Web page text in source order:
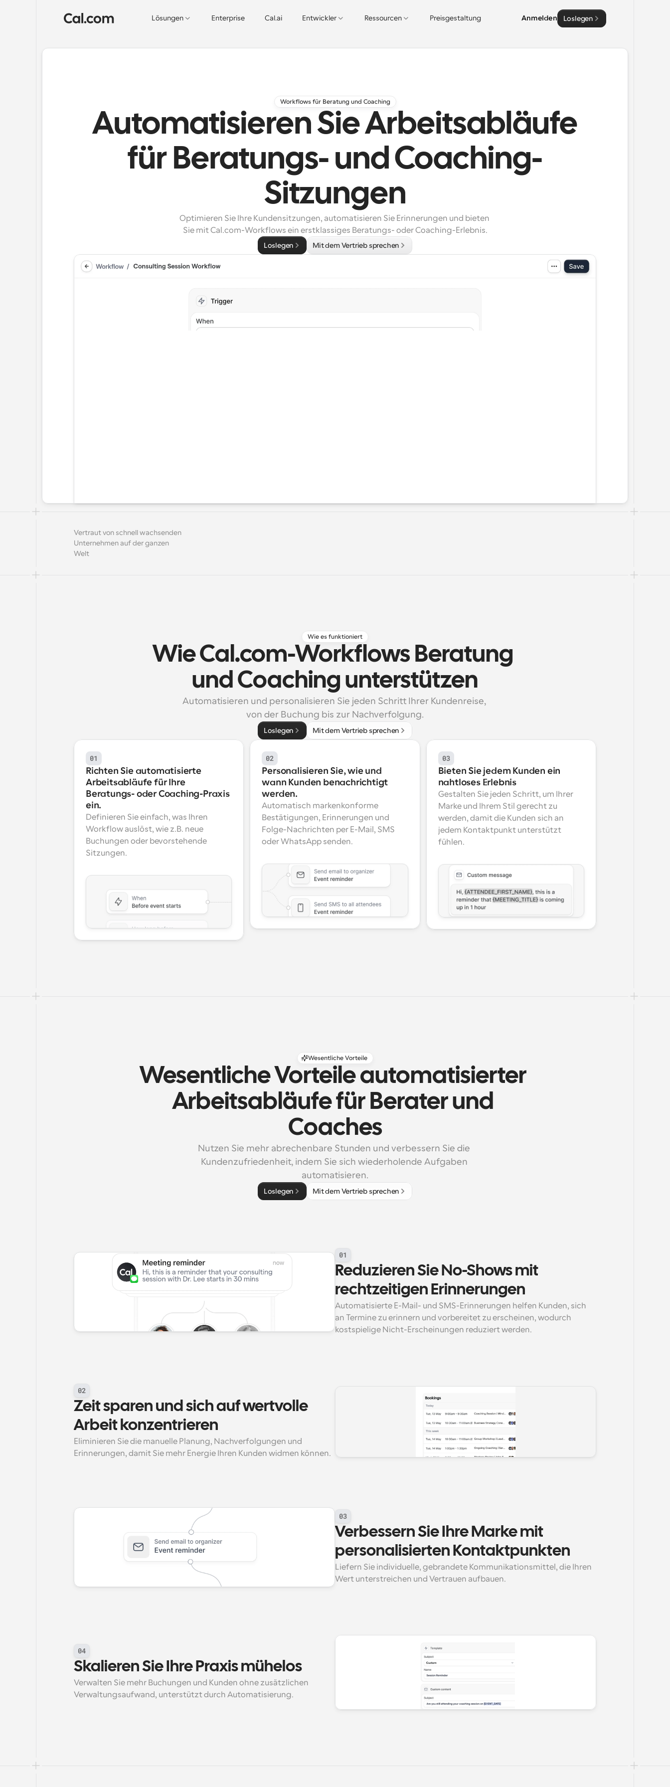
Lösungen Enterprise Cal.ai Entwickler Ressourcen Preisgestaltung Anmelden Loslegen
Workflows für Beratung und Coaching
Automatisieren Sie Arbeitsabläufe
für Beratungs- und Coaching-
Sitzungen
Optimieren Sie Ihre Kundensitzungen, automatisieren Sie Erinnerungen und bieten
Sie mit Cal.com-Workflows ein erstklassiges Beratungs- oder Coaching-Erlebnis.
Loslegen Mit dem Vertrieb sprechen
Vertraut von schnell wachsenden
Unternehmen auf der ganzen
Welt
Wie es funktioniert
Wie Cal.com-Workflows Beratung
und Coaching unterstützen
Automatisieren und personalisieren Sie jeden Schritt Ihrer Kundenreise,
von der Buchung bis zur Nachverfolgung.
Loslegen Mit dem Vertrieb sprechen
01
Richten Sie automatisierte
Arbeitsabläufe für Ihre
Beratungs- oder Coaching-Praxis
ein.
Definieren Sie einfach, was Ihren
Workflow auslöst, wie z.B. neue
Buchungen oder bevorstehende
Sitzungen.
02
Personalisieren Sie, wie und
wann Kunden benachrichtigt
werden.
Automatisch markenkonforme
Bestätigungen, Erinnerungen und
Folge-Nachrichten per E-Mail, SMS
oder WhatsApp senden.
03
Bieten Sie jedem Kunden ein
nahtloses Erlebnis
Gestalten Sie jeden Schritt, um Ihrer
Marke und Ihrem Stil gerecht zu
werden, damit die Kunden sich an
jedem Kontaktpunkt unterstützt
fühlen.
Wesentliche Vorteile
Wesentliche Vorteile automatisierter
Arbeitsabläufe für Berater und
Coaches
Nutzen Sie mehr abrechenbare Stunden und verbessern Sie die
Kundenzufriedenheit, indem Sie sich wiederholende Aufgaben
automatisieren.
Loslegen Mit dem Vertrieb sprechen
01
Reduzieren Sie No-Shows mit
rechtzeitigen Erinnerungen
Automatisierte E-Mail- und SMS-Erinnerungen helfen Kunden, sich
an Termine zu erinnern und vorbereitet zu erscheinen, wodurch
kostspielige Nicht-Erscheinungen reduziert werden.
02
Zeit sparen und sich auf wertvolle
Arbeit konzentrieren
Eliminieren Sie die manuelle Planung, Nachverfolgungen und
Erinnerungen, damit Sie mehr Energie Ihren Kunden widmen können.
03
Verbessern Sie Ihre Marke mit
personalisierten Kontaktpunkten
Liefern Sie individuelle, gebrandete Kommunikationsmittel, die Ihren
Wert unterstreichen und Vertrauen aufbauen.
04
Skalieren Sie Ihre Praxis mühelos
Verwalten Sie mehr Buchungen und Kunden ohne zusätzlichen
Verwaltungsaufwand, unterstützt durch Automatisierung.